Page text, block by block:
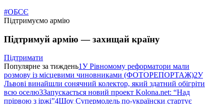
#ОБСЄ
Підтримуємо армію
Підтримуй армію — захищай країну
Підтримати
Популярне за тиждень1У Рівномому реформатори мали
розмову із місцевими чиновниками (ФОТОРЕПОРТАЖ)2У
Львові винайшли сонячний колектор, який здатний обігріти
всю оселю3Запускається новий проект Kolona.net: “Над
прірвою з іржі”4Шоу Супермодель по-українски стартує